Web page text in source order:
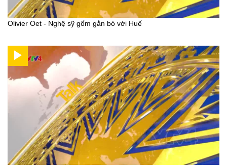
Olivier Oet - Nghệ sỹ gốm gắn bó với Huế